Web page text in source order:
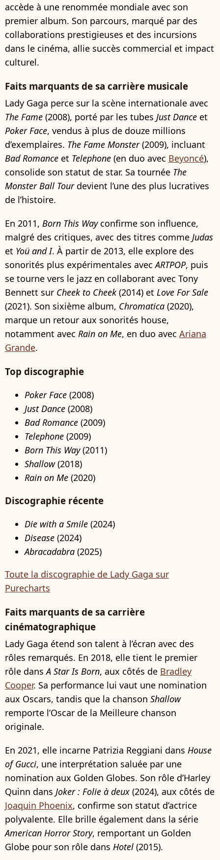
accède à une renommée mondiale avec son
premier album. Son parcours, marqué par des
collaborations prestigieuses et des incursions
dans le cinéma, allie succès commercial et impact
culturel.
Faits marquants de sa carrière musicale
Lady Gaga perce sur la scène internationale avec
The Fame (2008), porté par les tubes Just Dance et
Poker Face, vendus à plus de douze millions
d’exemplaires. The Fame Monster(2009), incluant
Bad Romance et Telephone (en duo avec Beyoncé),
consolide son statut de star. Sa tournée The
Monster Ball Tourdevient l’une des plus lucratives
de l’histoire.
En 2011, Born This Wayconfirme son influence,
malgré des critiques, avec des titres comme Judas
et Yoü and I. À partir de 2013, elle explore des
sonorités plus expérimentales avecARTPOP, puis
se tourne vers le jazz en collaborant avec Tony
Bennett sur Cheek to Cheek(2014) et Love For Sale
(2021). Son sixième album, Chromatica (2020),
marque un retour aux sonorités house,
notamment avec Rain on Me, en duo avec Ariana
Grande.
Top discographie
Poker Face (2008)
Just Dance (2008)
Bad Romance (2009)
Telephone (2009)
Born This Way(2011)
Shallow(2018)
Rain on Me (2020)
Discographie récente
Die with a Smile (2024)
Disease (2024)
Abracadabra (2025)
Toute la discographie de Lady Gaga sur
Purecharts
Faits marquants de sa carrière
cinématographique
Lady Gaga étend son talent à l’écran avec des
rôles remarqués. En 2018, elle tient le premier
rôle dansA Star Is Born, aux côtés de Bradley
Cooper. Sa performance lui vaut une nomination
aux Oscars, tandis que la chanson Shallow
remporte l’Oscar de la Meilleure chanson
originale.
En 2021, elle incarne Patrizia Reggiani dans House
of Gucci, une interprétation saluée par une
nomination aux Golden Globes. Son rôle d’Harley
Quinn dans Joker : Folie à deux (2024), aux côtés de
Joaquin Phoenix, confirme son statut d’actrice
polyvalente. Elle brille également dans la série
American Horror Story, remportant un Golden
Globe pour son rôle dans Hotel (2015).